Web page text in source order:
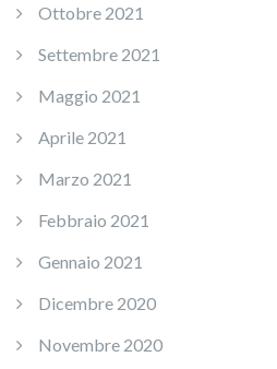
Ottobre 2021
Settembre 2021
Maggio 2021
Aprile 2021
Marzo 2021
Febbraio 2021
Gennaio 2021
Dicembre 2020
Novembre 2020